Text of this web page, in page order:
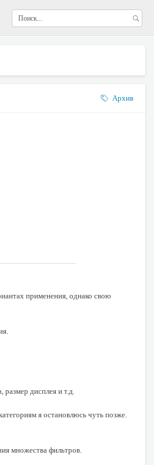
Архив
применения, однако свою
размер дисплея и т.д.
я остановлюсь чуть позже.
множества фильтров.